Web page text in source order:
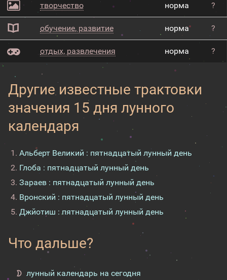
творчество норма ?
обучение, развитие норма ?
отдых, развлечения норма ?
Другие известные трактовки
значения 15 дня лунного
календаря
Альберт Великий : пятнадцатый лунный день
Глоба : пятнадцатый лунный день
Зараев : пятнадцатый лунный день
Вронский : пятнадцатый лунный день
Джйотиш : пятнадцатый лунный день
Что дальше?
лунный календарь на сегодня